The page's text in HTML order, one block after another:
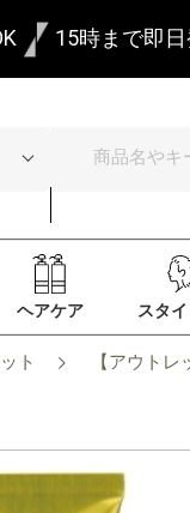
15時まで即
ヘアケア スタ
ト 【アウト